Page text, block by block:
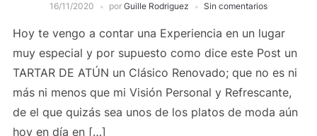
16/11/2020 por Guille Rodriguez Sin comentarios
Hoy te vengo a contar una Experiencia en un lugar
muy especial y por supuesto como dice este Post un
TARTAR DE ATÚN un Clásico Renovado; que no es ni
más ni menos que mi Visión Personal y Refrescante,
de el que quizás sea unos de los platos de moda aún
hoy en día en […]